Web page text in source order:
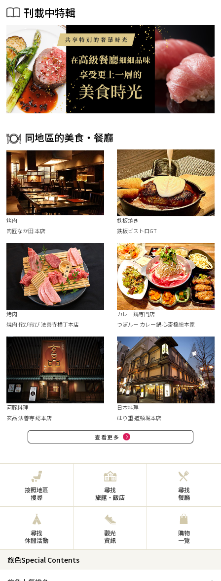
刊載中特輯
同地區的美食・餐廳
烤肉
肉匠なか田 本店
鉄板焼き
鉄板ビストロGT
烤肉
焼肉 侘び寂び 法善寺横丁本店
カレー鍋専門店
つぼルー カレー鍋 心斎橋総本家
河豚料理
玄品 法善寺 総本店
日本料理
はり重 道頓堀本店
查看更多
按照地區
搜尋
尋找
旅館・飯店
尋找
餐廳
尋找
休閒活動
觀光
資訊
購物
一覽
旅色Special Contents